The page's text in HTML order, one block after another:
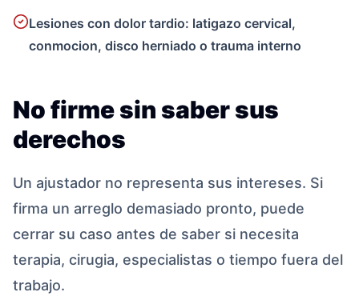
Lesiones con dolor tardio: latigazo cervical,
conmocion, disco herniado o trauma interno
No firme sin saber sus
derechos
Un ajustador no representa sus intereses. Si
firma un arreglo demasiado pronto, puede
cerrar su caso antes de saber si necesita
terapia, cirugia, especialistas o tiempo fuera del
trabajo.